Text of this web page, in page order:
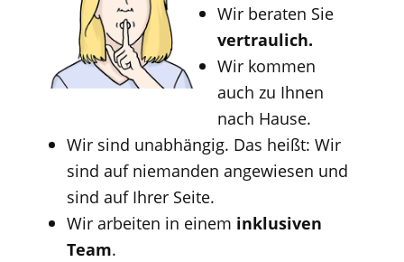
Wir beraten Sie
vertraulich.
Wir kommen
auch zu Ihnen
nach Hause.
Wir sind unabhängig. Das heißt: Wir
sind auf niemanden angewiesen und
sind auf Ihrer Seite.
Wir arbeiten in einem inklusiven
Team.